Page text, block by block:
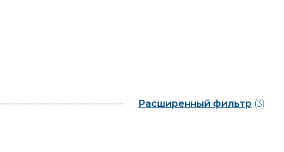
Расширенный фильтр (3)